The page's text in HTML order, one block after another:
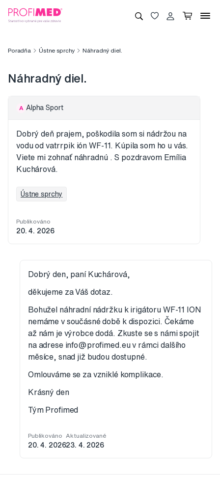
Poradňa Ústne sprchy Náhradný diel.
Náhradný diel.
A Alpha Sport
Dobrý deň prajem, poškodila som si nádržou na
vodu od vatrrpik ión WF-11. Kúpila som ho u vás.
Viete mi zohnať náhradnú . S pozdravom Emília
Kuchárová.
Ústne sprchy
Publikováno
20. 4. 2026
Dobrý den, paní Kuchárová,
děkujeme za Váš dotaz.
Bohužel náhradní nádržku k irigátoru WF-11 ION
nemáme v součásné době k dispozici. Čekáme
až nám je výrobce dodá. Zkuste se s námi spojit
na adrese info@profimed.eu v rámci dalšího
měsíce, snad již budou dostupné.
Omlouváme se za vzniklé komplikace.
Krásný den
Tým Profimed
Publikováno
20. 4. 2026
Aktualizované
23. 4. 2026